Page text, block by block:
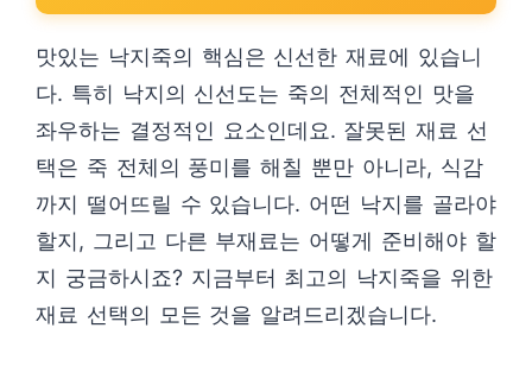
맛있는 낙지죽의 핵심은 신선한 재료에 있습니
다. 특히 낙지의 신선도는 죽의 전체적인 맛을
좌우하는 결정적인 요소인데요. 잘못된 재료 선
택은 죽 전체의 풍미를 해칠 뿐만 아니라, 식감
까지 떨어뜨릴 수 있습니다. 어떤 낙지를 골라야
할지, 그리고 다른 부재료는 어떻게 준비해야 할
지 궁금하시죠? 지금부터 최고의 낙지죽을 위한
재료 선택의 모든 것을 알려드리겠습니다.